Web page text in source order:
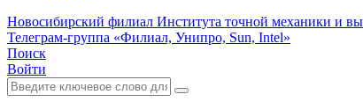
Новосибирский филиал Института точной механики и
Телеграм-группа «Филиал, Унипро, Sun, Intel»
Поиск
Войти